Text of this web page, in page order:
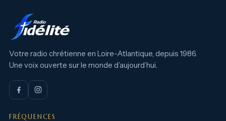
Votre radio chrétienne en Loire-Atlantique, depuis 1986.
Une voix ouverte sur le monde d’aujourd’hui.
FRÉQUENCES